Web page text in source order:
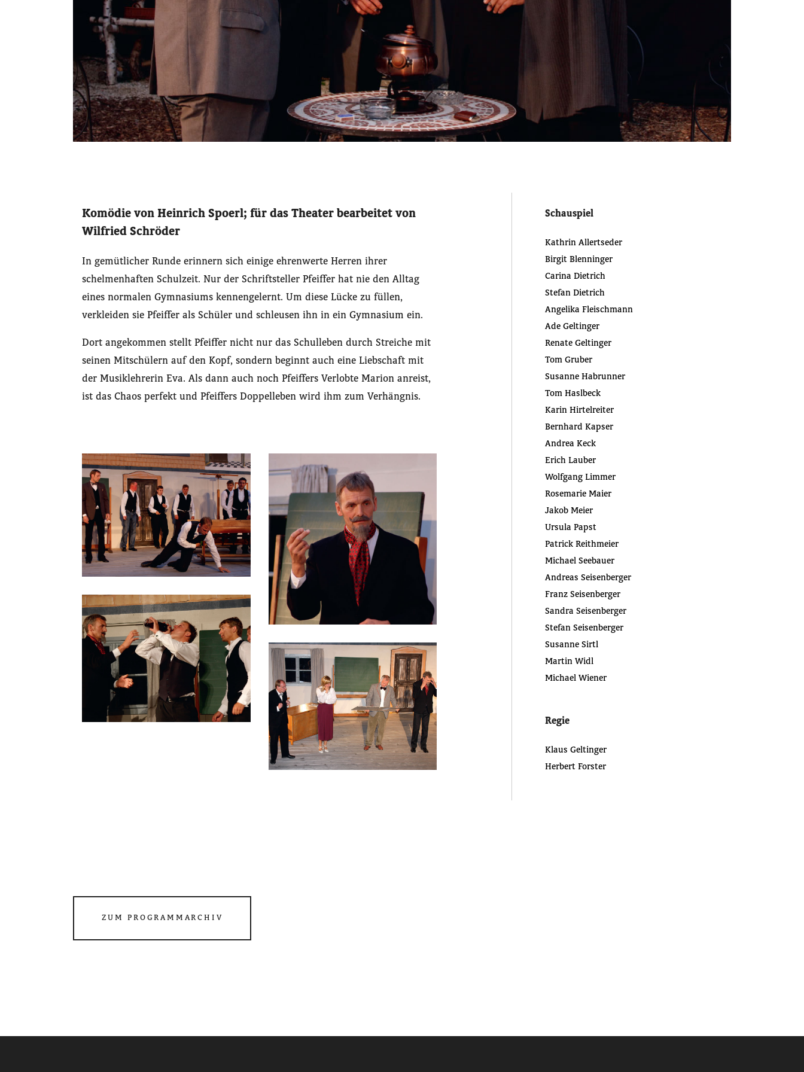
Komödie von Heinrich Spoerl; für das Theater bearbeitet von
Wilfried Schröder
In gemütlicher Runde erinnern sich einige ehrenwerte Herren ihrer
schelmenhaften Schulzeit. Nur der Schriftsteller Pfeiffer hat nie den Alltag
eines normalen Gymnasiums kennengelernt. Um diese Lücke zu füllen,
verkleiden sie Pfeiffer als Schüler und schleusen ihn in ein Gymnasium ein.
Dort angekommen stellt Pfeiffer nicht nur das Schulleben durch Streiche mit
seinen Mitschülern auf den Kopf, sondern beginnt auch eine Liebschaft mit
der Musiklehrerin Eva. Als dann auch noch Pfeiffers Verlobte Marion anreist,
ist das Chaos perfekt und Pfeiffers Doppelleben wird ihm zum Verhängnis.
Schauspiel
Kathrin Allertseder
Birgit Blenninger
Carina Dietrich
Stefan Dietrich
Angelika Fleischmann
Ade Geltinger
Renate Geltinger
Tom Gruber
Susanne Habrunner
Tom Haslbeck
Karin Hirtelreiter
Bernhard Kapser
Andrea Keck
Erich Lauber
Wolfgang Limmer
Rosemarie Maier
Jakob Meier
Ursula Papst
Patrick Reithmeier
Michael Seebauer
Andreas Seisenberger
Franz Seisenberger
Sandra Seisenberger
Stefan Seisenberger
Susanne Sirtl
Martin Widl
Michael Wiener
Regie
Klaus Geltinger
Herbert Forster
ZUM PROGRAMMARCHIV